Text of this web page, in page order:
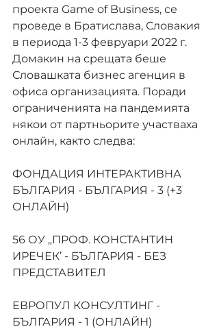
проекта Game of Business, се
проведе в Братислава, Словакия
в периода 1-3 февруари 2022 г.
Домакин на срещата беше
Словашката бизнес агенция в
офиса организацията. Поради
ограниченията на пандемията
някои от партньорите участваха
онлайн, както следва:
ФОНДАЦИЯ ИНТЕРАКТИВНА
БЪЛГАРИЯ - БЪЛГАРИЯ - 3 (+3
ОНЛАЙН)
56 ОУ „ПРОФ. КОНСТАНТИН
ИРЕЧЕК’ - БЪЛГАРИЯ - БЕЗ
ПРЕДСТАВИТЕЛ
ЕВРОПУЛ КОНСУЛТИНГ -
БЪЛГАРИЯ - 1 (ОНЛАЙН)